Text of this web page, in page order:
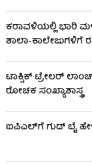
ಕರಾವಳಿಯಲ್ಲಿ ಭಾರಿ ಮಳೆ
ಶಾಲಾ-ಕಾಲೇಜುಗಳಿಗೆ
ಟಾಕ್ಸಿಕ್ ಟ್ರೇಲರ್
ರೋಚಕ ಸಂಖ್ಯಾಶಾಸ್ತ್ರ
ಐಪಿಎಲ್​ಗೆ ಗುಡ್ ಬೈ